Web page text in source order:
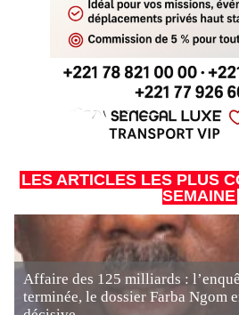
LES ARTICLES LES PLUS
SEMAINE
Affaire des 125 milliards :
terminée, le dossier Farba Ngom